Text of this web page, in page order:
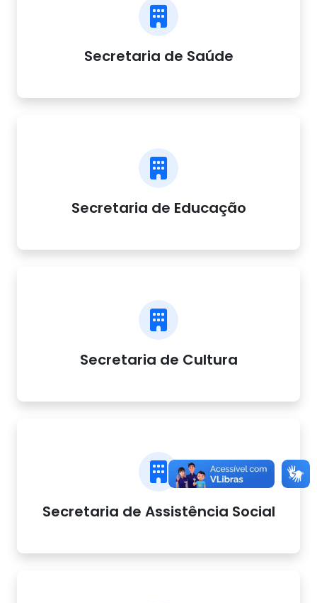
Secretaria de Saúde
Secretaria de Educação
Secretaria de Cultura
Secretaria de Assistência Social